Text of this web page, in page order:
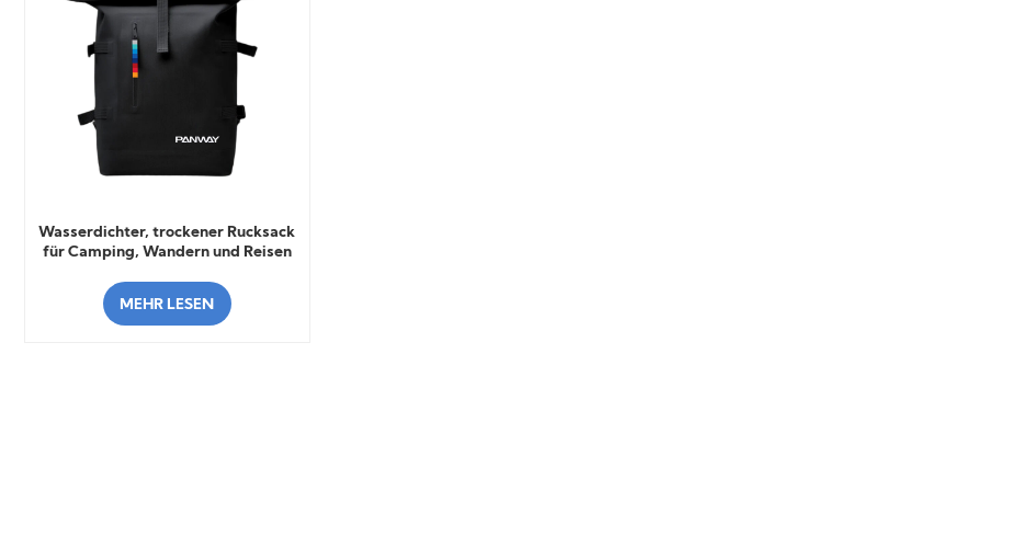
Wasserdichter, trockener Rucksack
für Camping, Wandern und Reisen
MEHR LESEN